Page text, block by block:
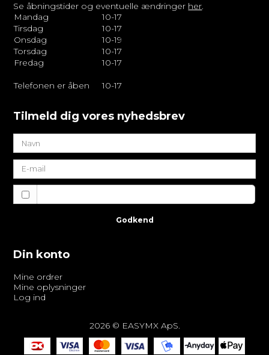
Se åbningstider og eventuelle ændringer her.
Mandag
10-17
Tirsdag
10-17
Onsdag
10-19
Torsdag
10-17
Fredag
10-17
Telefonen er åben 10-17
Tilmeld dig vores nyhedsbrev
Godkend
Din konto
Mine ordrer
Mine oplysninger
Log ind
2026 © EASYMX ApS.